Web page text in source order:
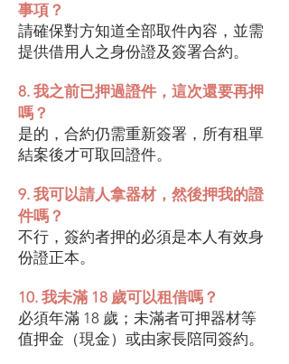
事項？
請確保對方知道全部取件內容，並需
提供借用人之身份證及簽署合約。
8. 我之前已押過證件，這次還要再押
嗎？
是的，合約仍需重新簽署，所有租單
結案後才可取回證件。
9. 我可以請人拿器材，然後押我的證
件嗎？
不行，簽約者押的必須是本人有效身
份證正本。
10. 我未滿 18 歲可以租借嗎？
必須年滿 18 歲；未滿者可押器材等
值押金（現金）或由家長陪同簽約。